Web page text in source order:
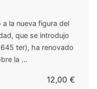
la nueva figura del
que se introdujo
ter), ha renovado
la ...
12,00 €